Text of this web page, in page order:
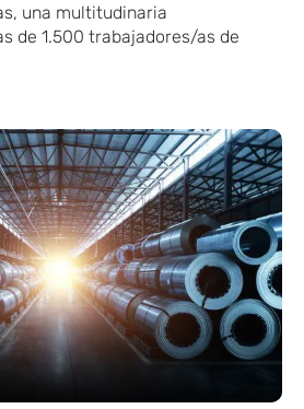
una multitudinaria
de 1.500 trabajadores/as de